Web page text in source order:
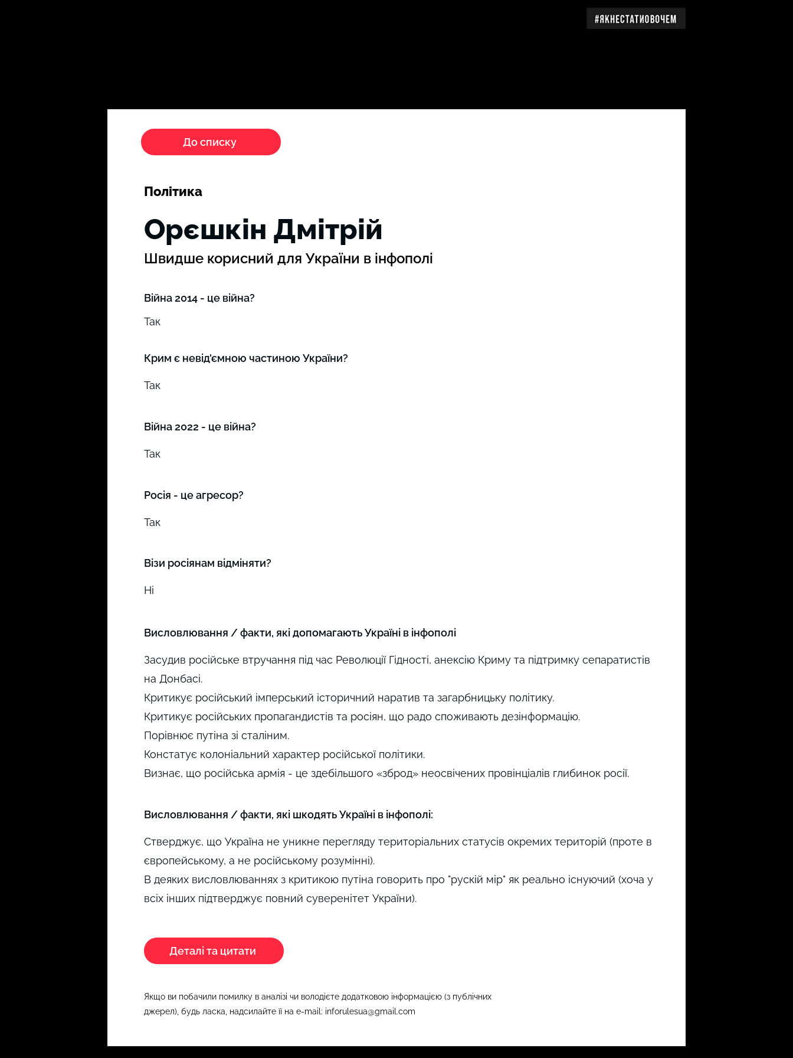
До списку
Політика
Швидше корисний для України в інфополі
Орєшкін Дмітрій
Війна 2014 - це війна?
Так
Крим є невід'ємною частиною України?
Так
Війна 2022 - це війна?
Так
Росія - це агресор?
Так
Візи росіянам відміняти?
Ні
Висловлювання / факти, які допомагають Україні в інфополі
Засудив російське втручання під час Революції Гідності, анексію Криму та підтримку сепаратистів
на Донбасі.
Критикує російський імперський історичний наратив та загарбницьку політику.
Критикує російських пропагандистів та росіян, що радо споживають дезінформацію.
Порівнює путіна зі сталіним.
Констатує колоніальний характер російської політики.
Визнає, що російська армія - це здебільшого «зброд» неосвічених провінціалів глибинок росії.
Висловлювання / факти, які шкодять Україні в інфополі:
Стверджує, що Україна не уникне перегляду територіальних статусів окремих територій (проте в
європейському, а не російському розумінні).
В деяких висловлюваннях з критикою путіна говорить про "рускій мір" як реально існуючий (хоча у
всіх інших підтверджує повний суверенітет України).
Деталі та цитати
Якщо ви побачили помилку в аналізі чи володієте додатковою інформацією (з публічних
джерел), будь ласка, надсилайте її на e-mail: inforulesua@gmail.com